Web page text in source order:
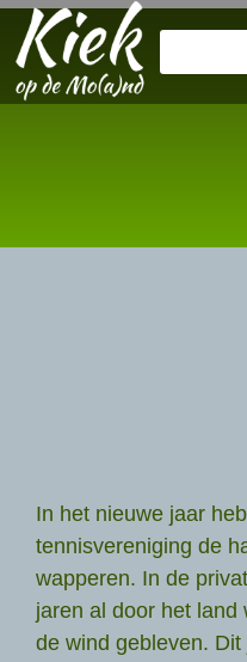
In het nieuwe jaar
tennisvereniging de
wapperen. In de
jaren al door het land
de wind gebleven.